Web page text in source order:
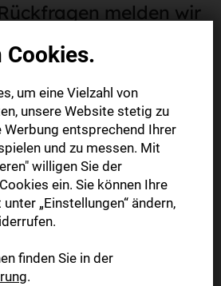
melden wir
bei Ihnen.
Fragen?
Sie uns.
Cookies.
um eine Vielzahl von
unsere Website stetig zu
entsprechend Ihrer
und zu messen. Mit
willigen Sie der
ein. Sie können Ihre
„Einstellungen“ ändern,
finden Sie in der
.